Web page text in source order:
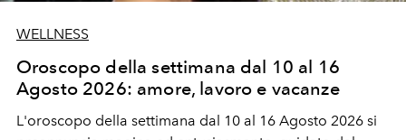
WELLNESS
Oroscopo della settimana dal 10 al 16
Agosto 2026: amore, lavoro e vacanze
L'oroscopo della settimana dal 10 al 16 Agosto 2026 si